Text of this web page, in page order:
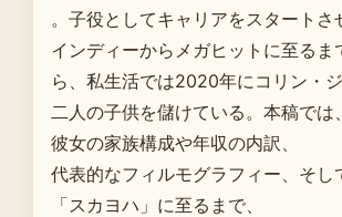
。子役としてキャリアをスタートさ
インディーからメガヒットに至るま
ら、私生活では2020年にコリン・ジ
二人の子供を儲けている。本稿では、
彼女の家族構成や年収の内訳、
代表的なフィルモグラフィー、そし
「スカヨハ」に至るまで、